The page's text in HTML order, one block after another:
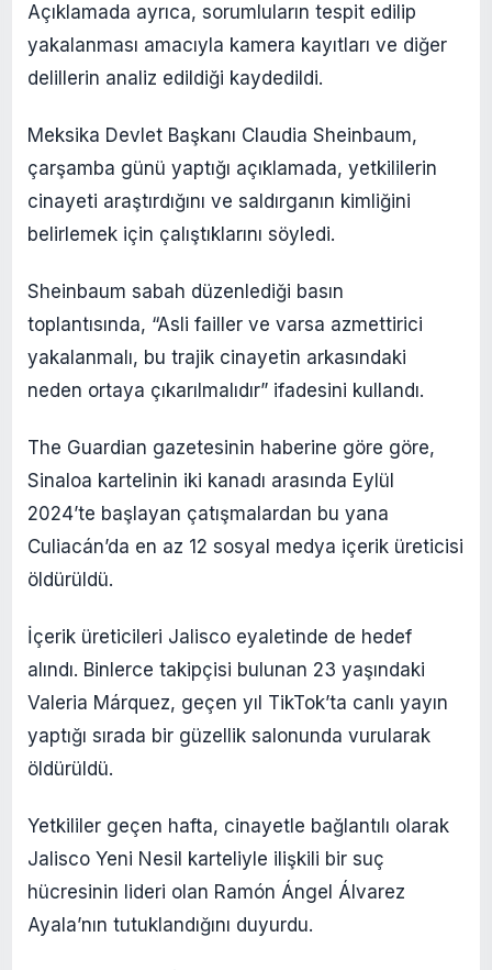
Açıklamada ayrıca, sorumluların tespit edilip
yakalanması amacıyla kamera kayıtları ve diğer
delillerin analiz edildiği kaydedildi.
Meksika Devlet Başkanı Claudia Sheinbaum,
çarşamba günü yaptığı açıklamada, yetkililerin
cinayeti araştırdığını ve saldırganın kimliğini
belirlemek için çalıştıklarını söyledi.
Sheinbaum sabah düzenlediği basın
toplantısında, “Asli failler ve varsa azmettirici
yakalanmalı, bu trajik cinayetin arkasındaki
neden ortaya çıkarılmalıdır” ifadesini kullandı.
The Guardian gazetesinin haberine göre göre,
Sinaloa kartelinin iki kanadı arasında Eylül
2024’te başlayan çatışmalardan bu yana
Culiacán’da en az 12 sosyal medya içerik üreticisi
öldürüldü.
İçerik üreticileri Jalisco eyaletinde de hedef
alındı. Binlerce takipçisi bulunan 23 yaşındaki
Valeria Márquez, geçen yıl TikTok’ta canlı yayın
yaptığı sırada bir güzellik salonunda vurularak
öldürüldü.
Yetkililer geçen hafta, cinayetle bağlantılı olarak
Jalisco Yeni Nesil karteliyle ilişkili bir suç
hücresinin lideri olan Ramón Ángel Álvarez
Ayala’nın tutuklandığını duyurdu.